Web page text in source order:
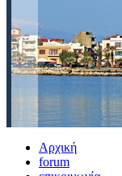
Αρχική
forum